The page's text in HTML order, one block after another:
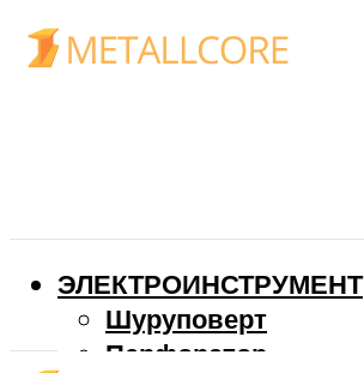
ЭЛЕКТРОИНСТРУМЕНТ
Шуруповерт
Перфоратор